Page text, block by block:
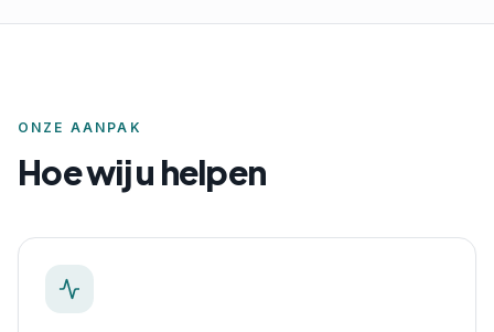
ONZE AANPAK
Hoe wij u helpen